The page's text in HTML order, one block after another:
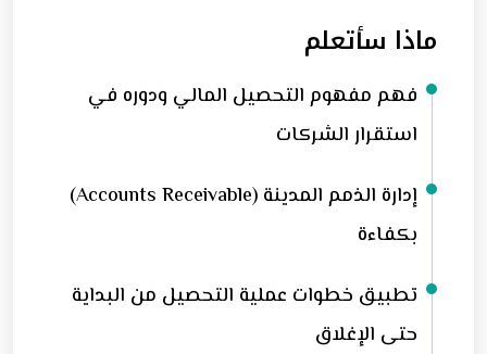
ماذا سأتعلم
فهم مفهوم التحصيل المالي ودوره في
استقرار الشركات
إدارة الذمم المدينة (Accounts Receivable)
بكفاءة
تطبيق خطوات عملية التحصيل من البداية
حتى الإغلاق